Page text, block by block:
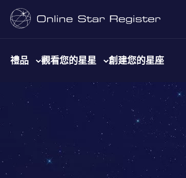
禮品 觀看您的星星 創建您的星座